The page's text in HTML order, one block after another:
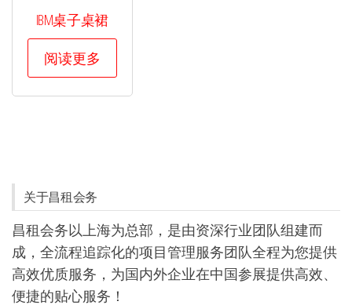
IBM桌子桌裙
阅读更多
关于昌租会务
昌租会务以上海为总部，是由资深行业团队组建而
成，全流程追踪化的项目管理服务团队全程为您提供
高效优质服务，为国内外企业在中国参展提供高效、
便捷的贴心服务！